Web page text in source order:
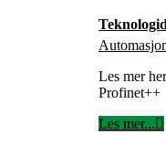
Les mer
Profinet++
Les mer...